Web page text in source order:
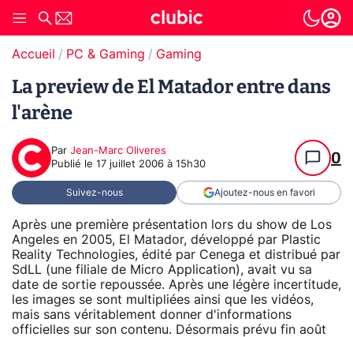
Accueil PC & Gaming Gaming
La preview de El Matador entre dans
l'arène
Par Jean-Marc Oliveres
Publié le 17 juillet 2006 à 15h30 0
Suivez-nous Ajoutez-nous en favori
Après une première présentation lors du show de Los
Angeles en 2005, El Matador, développé par Plastic
Reality Technologies, édité par Cenega et distribué par
SdLL (une filiale de Micro Application), avait vu sa
date de sortie repoussée. Après une légère incertitude,
les images se sont multipliées ainsi que les vidéos,
mais sans véritablement donner d'informations
officielles sur son contenu. Désormais prévu fin août